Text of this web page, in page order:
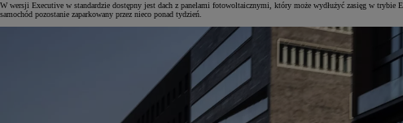
W wersji Executive w standardzie dostępny jest dach z panelami fotowoltaicznymi, który może wydłużyć zasięg w
samochód pozostanie zaparkowany przez nieco ponad tydzień.